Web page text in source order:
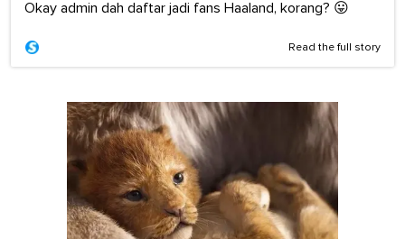
Okay admin dah daftar jadi fans Haaland, korang? 😛
Read the full story